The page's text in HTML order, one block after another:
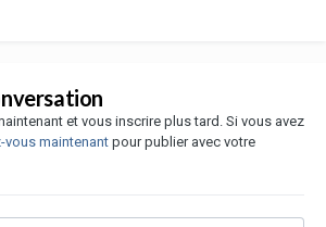
et vous inscrire plus tard. Si vous avez
vous maintenantpour publier avec votre